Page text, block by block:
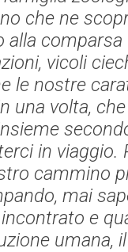
che ne
vicoli
le nostre
una volta,
in viaggio.
cammino
mai
e
umana,